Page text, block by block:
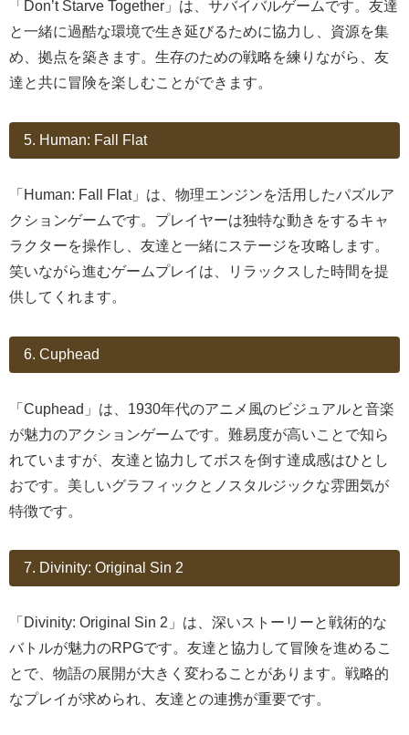
「Don’t Starve Together」は、サバイバルゲームです。友達
と一緒に過酷な環境で生き延びるために協力し、資源を集
め、拠点を築きます。生存のための戦略を練りながら、友
達と共に冒険を楽しむことができます。
5. Human: Fall Flat
「Human: Fall Flat」は、物理エンジンを活用したパズルア
クションゲームです。プレイヤーは独特な動きをするキャ
ラクターを操作し、友達と一緒にステージを攻略します。
笑いながら進むゲームプレイは、リラックスした時間を提
供してくれます。
6. Cuphead
「Cuphead」は、1930年代のアニメ風のビジュアルと音楽
が魅力のアクションゲームです。難易度が高いことで知ら
れていますが、友達と協力してボスを倒す達成感はひとし
おです。美しいグラフィックとノスタルジックな雰囲気が
特徴です。
7. Divinity: Original Sin 2
「Divinity: Original Sin 2」は、深いストーリーと戦術的な
バトルが魅力のRPGです。友達と協力して冒険を進めるこ
とで、物語の展開が大きく変わることがあります。戦略的
なプレイが求められ、友達との連携が重要です。